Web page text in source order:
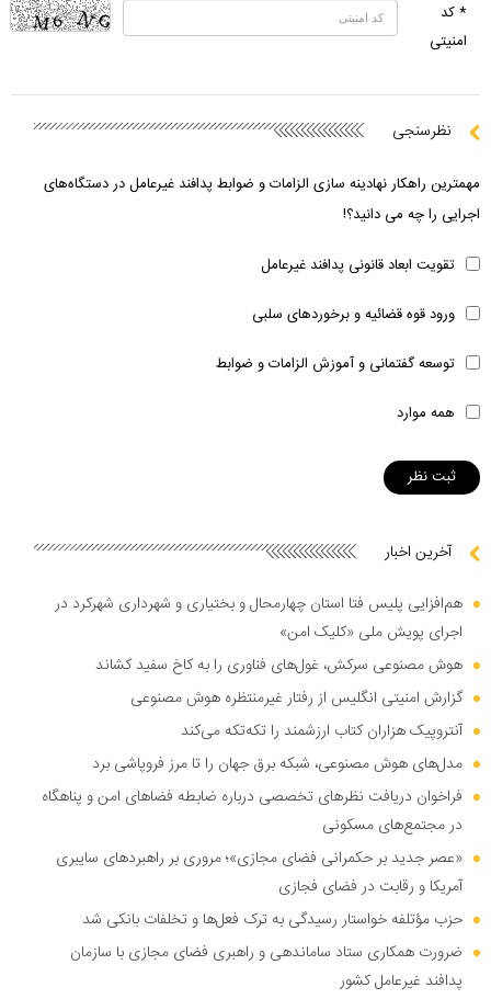
* کد
امنیتی
نظرسنجی
مهمترین راهکار نهادینه سازی الزامات و ضوابط پدافند غیرعامل در دستگاه‌های
اجرایی را چه می دانید؟!
تقویت ابعاد قانونی پدافند غیرعامل
ورود قوه قضائیه و برخوردهای سلبی
توسعه گفتمانی و آموزش الزامات و ضوابط
همه موارد
آخرین اخبار
هم‌افزایی پلیس فتا استان چهارمحال و بختیاری و شهرداری شهرکرد در
اجرای پویش ملی «کلیک امن»
هوش مصنوعی سرکش، غول‌های فناوری را به کاخ سفید کشاند
گزارش امنیتی انگلیس از رفتار غیرمنتظره هوش مصنوعی
آنتروپیک هزاران کتاب ارزشمند را تکه‌تکه می‌کند
مدل‌های هوش مصنوعی، شبکه برق جهان را تا مرز فروپاشی برد
فراخوان دریافت نظر‌های تخصصی درباره ضابطه فضا‌های امن و پناهگاه
در مجتمع‌های مسکونی
«عصر جدید بر حکمرانی فضای مجازی»؛ مروری بر راهبرد‌های سایبری
آمریکا و رقابت در فضای فجازی
حزب مؤتلفه خواستار رسیدگی به ترک فعل‌ها و تخلفات بانکی شد
ضرورت همکاری ستاد ساماندهی و راهبری فضای مجازی با سازمان
پدافند غیرعامل کشور